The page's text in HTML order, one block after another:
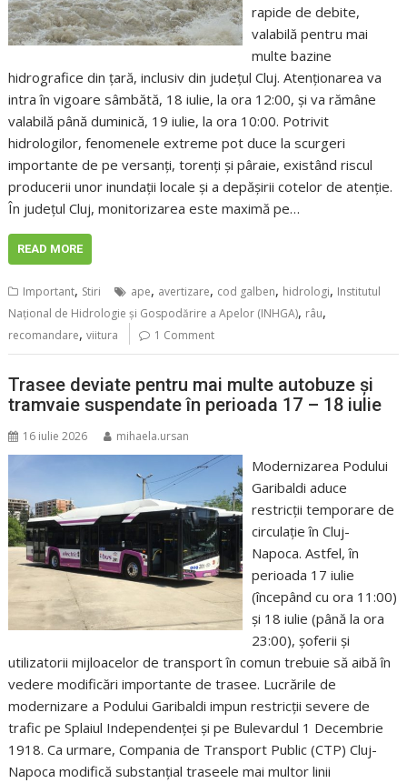
rapide de debite,
valabilă pentru mai
multe bazine
hidrografice din țară, inclusiv din județul Cluj. Atenționarea va
intra în vigoare sâmbătă, 18 iulie, la ora 12:00, și va rămâne
valabilă până duminică, 19 iulie, la ora 10:00. Potrivit
hidrologilor, fenomenele extreme pot duce la scurgeri
importante de pe versanți, torenți și pâraie, existând riscul
producerii unor inundații locale și a depășirii cotelor de atenție.
În județul Cluj, monitorizarea este maximă pe…
READ MORE
Important, Stiri ape, avertizare, cod galben, hidrologi, Institutul
Național de Hidrologie și Gospodărire a Apelor (INHGA), râu,
recomandare,viitura 1 Comment
Trasee deviate pentru mai multe autobuze și
tramvaie suspendate în perioada 17 – 18 iulie
16 iulie 2026 mihaela.ursan
Modernizarea Podului
Garibaldi aduce
restricții temporare de
circulație în Cluj-
Napoca. Astfel, în
perioada 17 iulie
(începând cu ora 11:00)
și 18 iulie (până la ora
23:00), șoferii și
utilizatorii mijloacelor de transport în comun trebuie să aibă în
vedere modificări importante de trasee. Lucrările de
modernizare a Podului Garibaldi impun restricții severe de
trafic pe Splaiul Independenței și pe Bulevardul 1 Decembrie
1918. Ca urmare, Compania de Transport Public (CTP) Cluj-
Napoca modifică substanțial traseele mai multor linii